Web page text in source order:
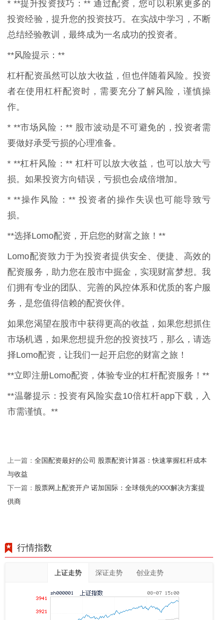
* **提升投资技巧：** 通过配资，您可以积累更多的
投资经验，提升您的投资技巧。在实战中学习，不断
总结经验教训，最终成为一名成功的投资者。
**风险提示：**
杠杆配资虽然可以放大收益，但也伴随着风险。投资
者在使用杠杆配资时，需要充分了解风险，谨慎操
作。
* **市场风险：** 股市波动是不可避免的，投资者需
要做好承受亏损的心理准备。
* **杠杆风险：** 杠杆可以放大收益，也可以放大亏
损。如果投资方向错误，亏损也会成倍增加。
* **操作风险：** 投资者的操作失误也可能导致亏
损。
**选择Lomo配资，开启您的财富之旅！**
Lomo配资致力于为投资者提供安全、便捷、高效的
配资服务，助力您在股市中掘金，实现财富梦想。我
们拥有专业的团队、完善的风控体系和优质的客户服
务，是您值得信赖的配资伙伴。
如果您渴望在股市中获得更高的收益，如果您想抓住
市场机遇，如果您想提升您的投资技巧，那么，请选
择Lomo配资，让我们一起开启您的财富之旅！
**立即注册Lomo配资，体验专业的杠杆配资服务！**
**温馨提示：投资有风险实盘10倍杠杆app下载，入
市需谨慎。**
上一篇： 全国配资最好的公司 股票配资计算器：快速掌握杠杆成本
与收益
下一篇： 股票网上配资开户 诺加国际：全球领先的XXX解决方案提
供商
行情指数
上证走势 深证走势 创业走势